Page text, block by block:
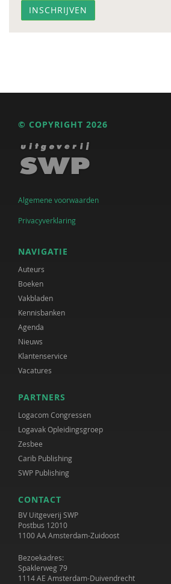
© COPYRIGHT 2026
Algemene voorwaarden
Privacyverklaring
NAVIGATIE
Auteurs
Boeken
Vakbladen
Kennisbanken
Agenda
Nieuws
Klantenservice
Vacatures
PARTNERS
Logacom Congressen
Logavak Opleidingsgroep
Zesbee
Carib Publishing
SWP Publishing
CONTACT
BV Uitgeverij SWP
Postbus 12010
1100 AA Amsterdam-Zuidoost
Bezoekadres:
Spaklerweg 79
1114 AE Amsterdam-Duivendrecht